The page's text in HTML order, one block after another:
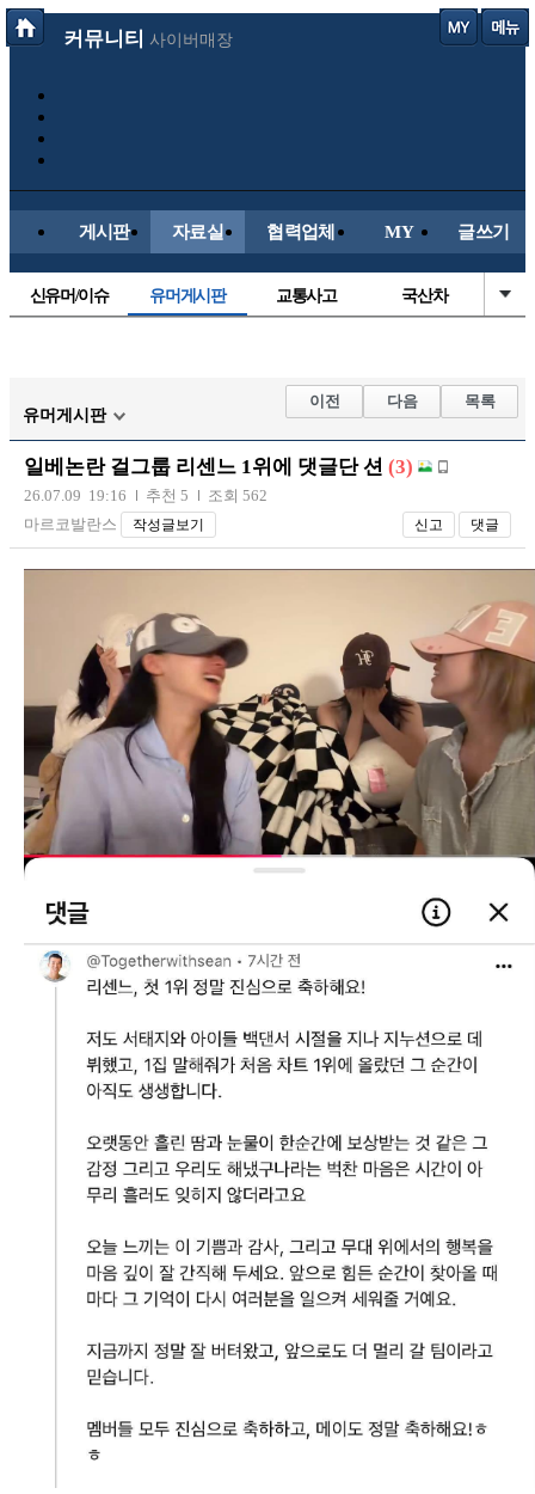
커뮤니티 사이버매장
게시판 자료실 협력업체 MY 글쓰기
신유머/이슈 유머게시판 교통사고 국산차
자유사진 군사/무기
트럭/버스
장착시공사진
유머게시판
이전 다음 목록
일베논란 걸그룹 리센느 1위에 댓글단 션 (3)
26.07.09 19:16 추천 5
조회 562
마르코발란스
작성글보기 신고 댓글